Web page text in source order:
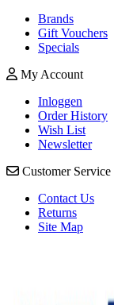
Brands
Gift Vouchers
Specials
My Account
Inloggen
Order History
Wish List
Newsletter
Customer Service
Contact Us
Returns
Site Map